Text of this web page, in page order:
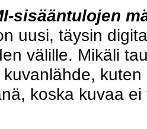
sisääntulojen
uusi, täysin
välille. Mikäli
koska kuvaa